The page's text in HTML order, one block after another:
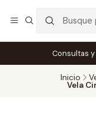
Consultas
Inicio
Vela